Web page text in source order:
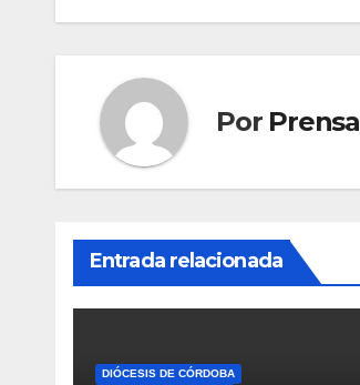
entradas
Por Prensa
Entrada relacionada
DIÓCESIS DE CÓRDOBA